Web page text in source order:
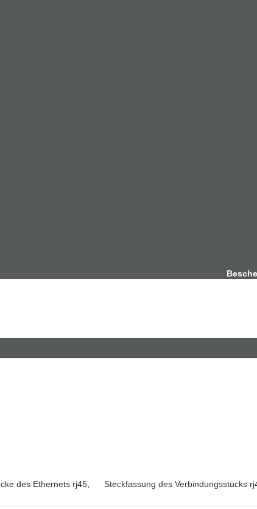
des Ethernets rj45 Steckfassung des Verbindungsstücks